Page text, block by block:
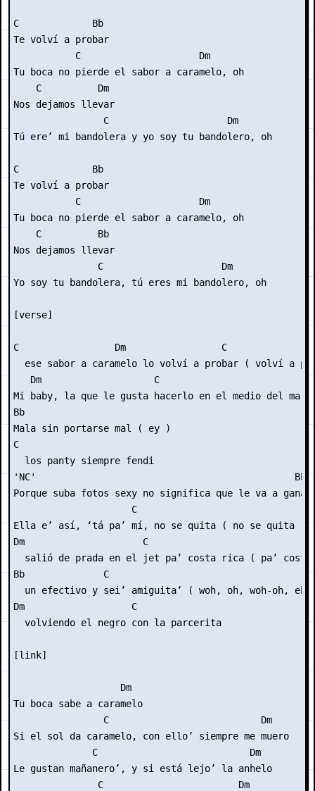
C             Bb
Te volví a probar
           C                     Dm
Tu boca no pierde el sabor a caramelo, oh
    C          Dm
Nos dejamos llevar
                C                     Dm
Tú ere’ mi bandolera y yo soy tu bandolero, oh
C             Bb
Te volví a probar
           C                     Dm
Tu boca no pierde el sabor a caramelo, oh
    C          Bb
Nos dejamos llevar
               C                     Dm
Yo soy tu bandolera, tú eres mi bandolero, oh
[verse]
C                 Dm                 C
ese sabor a caramelo lo volví a probar ( volví a
   Dm                    C
Mi baby, la que le gusta hacerlo en el medio del mar
Bb
Mala sin portarse mal ( ey )
C
  los panty siempre fendi
'NC'                                              Bb
Porque suba fotos sexy no significa que le va a ganar
                     C
Ella e’ así, ‘tá pa’ mí, no se quita ( no se quita )
Dm                     C
salió de prada en el jet pa’ costa rica ( pa’ costa
Bb              C
un efectivo y sei’ amiguita’ ( woh, oh, woh-oh, eh
Dm                   C
  volviendo el negro con la parcerita
[link]
                   Dm
Tu boca sabe a caramelo
                C                           Dm
Si el sol da caramelo, con ello’ siempre me muero
              C                           Dm
Le gustan mañanero’, y si está lejo’ la anhelo
               C                        Dm